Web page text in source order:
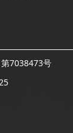
7038473号